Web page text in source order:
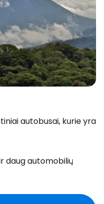
autobusai, kurie yra
daug automobilių